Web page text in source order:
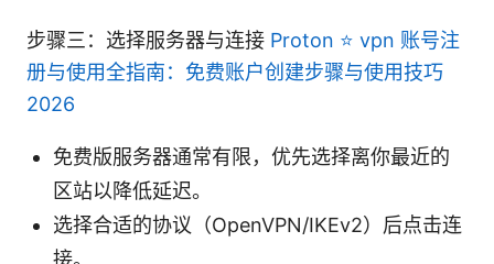
步骤三：选择服务器与连接 Proton ⭐ vpn 账号注
册与使用全指南：免费账户创建步骤与使用技巧
2026
免费版服务器通常有限，优先选择离你最近的
区站以降低延迟。
选择合适的协议（OpenVPN/IKEv2）后点击连
接。